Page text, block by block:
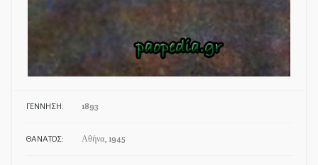
ΓΕΝΝΗΣΗ: 1893
ΘΑΝΑΤΟΣ: Αθήνα, 1945